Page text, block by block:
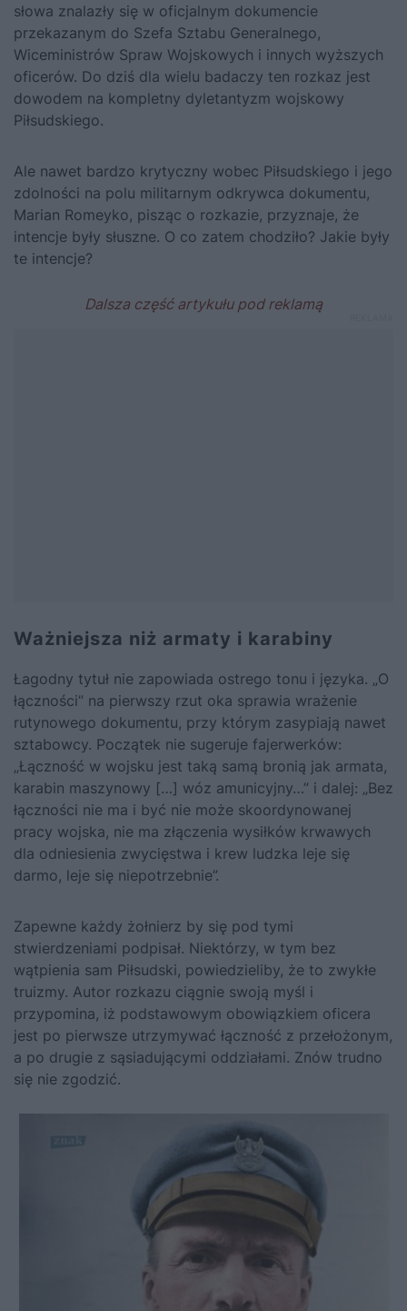
słowa znalazły się w oficjalnym dokumencie
przekazanym do Szefa Sztabu Generalnego,
Wiceministrów Spraw Wojskowych i innych wyższych
oficerów. Do dziś dla wielu badaczy ten rozkaz jest
dowodem na kompletny dyletantyzm wojskowy
Piłsudskiego.
Ale nawet bardzo krytyczny wobec Piłsudskiego i jego
zdolności na polu militarnym odkrywca dokumentu,
Marian Romeyko, pisząc o rozkazie, przyznaje, że
intencje były słuszne. O co zatem chodziło? Jakie były
te intencje?
Ważniejsza niż armaty i karabiny
Łagodny tytuł nie zapowiada ostrego tonu i języka. „O
łączności” na pierwszy rzut oka sprawia wrażenie
rutynowego dokumentu, przy którym zasypiają nawet
sztabowcy. Początek nie sugeruje fajerwerków:
„Łączność w wojsku jest taką samą bronią jak armata,
karabin maszynowy […] wóz amunicyjny…” i dalej: „Bez
łączności nie ma i być nie może skoordynowanej
pracy wojska, nie ma złączenia wysiłków krwawych
dla odniesienia zwycięstwa i krew ludzka leje się
darmo, leje się niepotrzebnie”.
Zapewne każdy żołnierz by się pod tymi
stwierdzeniami podpisał. Niektórzy, w tym bez
wątpienia sam Piłsudski, powiedzieliby, że to zwykłe
truizmy. Autor rozkazu ciągnie swoją myśl i
przypomina, iż podstawowym obowiązkiem oficera
jest po pierwsze utrzymywać łączność z przełożonym,
a po drugie z sąsiadującymi oddziałami. Znów trudno
się nie zgodzić.